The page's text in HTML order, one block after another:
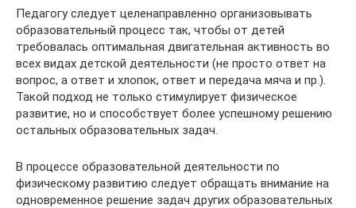
Педагогу следует целенаправленно организовывать
образовательный процесс так, чтобы от детей
требовалась оптимальная двигательная активность во
всех видах детской деятельности (не просто ответ на
вопрос, а ответ и хлопок, ответ и передача мяча и пр.).
Такой подход не только стимулирует физическое
развитие, но и способствует более успешному решению
остальных образовательных задач.
В процессе образовательной деятельности по
физическому развитию следует обращать внимание на
одновременное решение задач других образовательных